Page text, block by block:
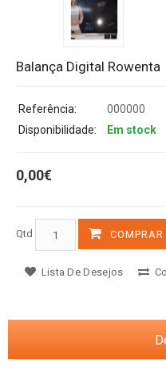
Balança Digital Rowenta
Referência:
000000
Disponibilidade:
Em stock
0,00€
Qtd COMPRAR
Lista De Desejos